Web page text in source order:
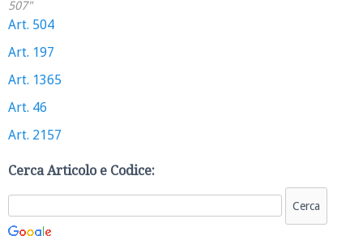
507"
Art. 504
Art. 197
Art. 1365
Art. 46
Art. 2157
Cerca Articolo e Codice: